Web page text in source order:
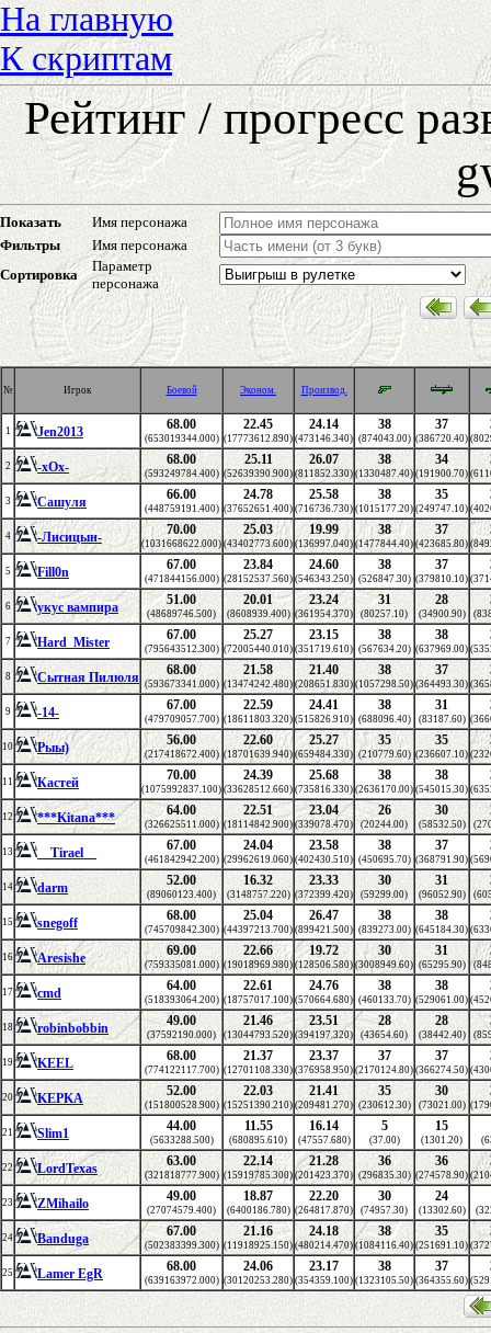
На главную
К скриптам
Рейтинг / прогресс
Показать
Имя персонажа
Фильтры
Имя персонажа
Сортировка
Параметр
персонажа
№ Игрок Боевой Эконом. Производ.
1 Jen2013 68.00
(653019344.000)
22.45
(17773612.890)
24.14
(473146.340)
38
(874043.00)
37
(386720.40)
2 -xOx- 68.00
(593249784.400)
25.11
(52639390.900)
26.07
(811852.330)
38
(1330487.40)
34
(191900.70)
3 Сашуля 66.00
(448759191.400)
24.78
(37652651.400)
25.58
(716736.730)
38
(1015177.20)
35
(249747.10)
4 -Лисицын- 70.00
(1031668622.000)
25.03
(43402773.600)
19.99
(136997.040)
38
(1477844.40)
37
(423685.80)
5 Fill0n 67.00
(471844156.000)
23.84
(28152537.560)
24.60
(546343.250)
38
(526847.30)
37
(379810.10)
6 укус вампира 51.00
(48689746.500)
20.01
(8608939.400)
23.24
(361954.370)
31
(80257.10)
28
(34900.90)
7 Hard_Mister 67.00
(795643512.300)
25.27
(72005440.010)
23.15
(351719.610)
38
(567634.20)
38
(637969.00)
8 Сытная Пилюля 68.00
(593673341.000)
21.58
(13474242.480)
21.40
(208651.830)
38
(1057298.50)
37
(364493.30)
9 -14- 67.00
(479709057.700)
22.59
(18611803.320)
24.41
(515826.910)
38
(688096.40)
31
(83187.60)
10 Рыы) 56.00
(217418672.400)
22.60
(18701639.940)
25.27
(659484.330)
35
(210779.60)
35
(236607.10)
11 Кастей 70.00
(1075992837.100)
24.39
(33628512.660)
25.68
(735816.330)
38
(2636170.00)
38
(545015.30)
12 ***Kitana*** 64.00
(326625511.000)
22.51
(18114842.900)
23.04
(339078.470)
26
(20244.00)
30
(58532.50)
13 __Tirael__ 67.00
(461842942.200)
24.04
(29962619.060)
23.58
(402430.510)
38
(450695.70)
37
(368791.90)
14 darm 52.00
(89060123.400)
16.32
(3148757.220)
23.33
(372399.420)
30
(59299.00)
31
(96052.90)
15 snegoff 68.00
(745709842.300)
25.04
(44397213.700)
26.47
(899421.500)
38
(839273.00)
38
(645184.30)
16 Aresishe 69.00
(759335081.000)
22.66
(19018969.980)
19.72
(128506.580)
30
(3008949.60)
31
(65295.90)
17 cmd 64.00
(518393064.200)
22.61
(18757017.100)
24.76
(570664.680)
38
(460133.70)
38
(529061.00)
18 robinbobbin 49.00
(37592190.000)
21.46
(13044793.520)
23.51
(394197.320)
28
(43654.60)
28
(38442.40)
19 KEEL 68.00
(774122117.700)
21.37
(12701108.330)
23.37
(376958.950)
37
(2170124.80)
37
(366274.50)
20 KEPKA 52.00
(151800528.900)
22.03
(15251390.210)
21.41
(209481.270)
35
(230612.30)
30
(73021.00)
21 Slim1 44.00
(5633288.500)
11.55
(680895.610)
16.14
(47557.680)
5
(37.00)
15
(1301.20)
22 LordTexas 63.00
(321818777.900)
22.14
(15919785.300)
21.28
(201423.370)
36
(296835.30)
36
(274578.90)
23 ZMihailo 49.00
(27074579.400)
18.87
(6400186.780)
22.20
(264817.870)
30
(74957.30)
24
(13302.60)
24 Banduga 67.00
(502383399.300)
21.16
(11918925.150)
24.18
(480214.470)
38
(1084116.40)
35
(251691.10)
25 Lamer EgR 68.00
(639163972.000)
24.06
(30120253.280)
23.17
(354359.100)
38
(1323105.50)
37
(364355.60)